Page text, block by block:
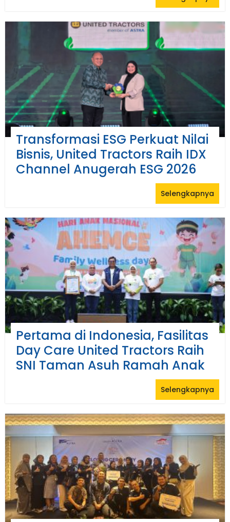
Transformasi ESG Perkuat Nilai
Bisnis, United Tractors Raih IDX
Channel Anugerah ESG 2026
Selengkapnya
Pertama di Indonesia, Fasilitas
Day Care United Tractors Raih
SNI Taman Asuh Ramah Anak
Selengkapnya